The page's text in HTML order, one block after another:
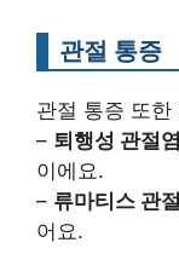
관절 통증
관절 통증 또한
– 퇴행성 관절염
이에요.
– 류마티스 관
어요.